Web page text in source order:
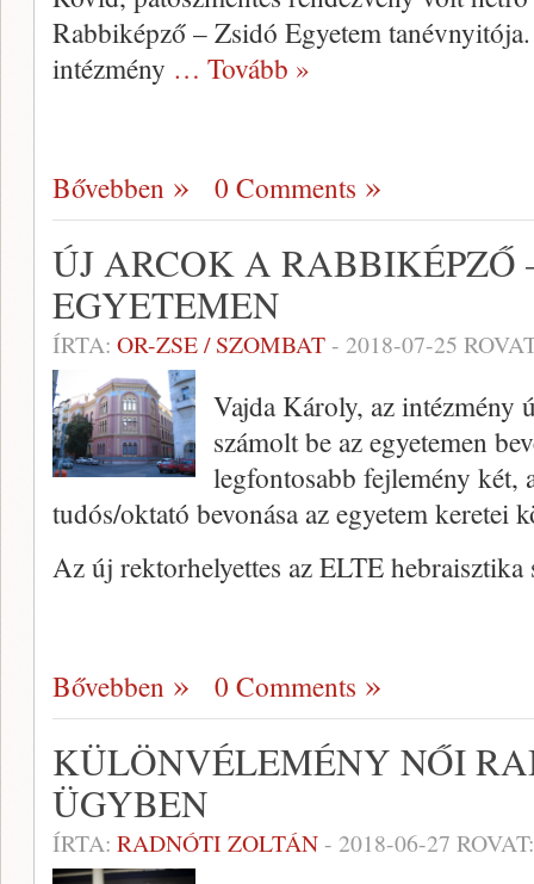
Rabbiképző – Zsidó Egyetem
intézmény … Tovább »
Bővebben 0 Comments
ÚJ ARCOK A RABBIKÉPZŐ
EGYETEMEN
ÍRTA: OR-ZSE / SZOMBAT- 2018-07-25
Vajda Károly, az intézmény
számolt be az egyetemen
legfontosabb fejlemény két,
tudós/oktató bevonása az egyetem keretei
Az új rektorhelyettes az ELTE
Bővebben 0 Comments
KÜLÖNVÉLEMÉNY NŐI
ÜGYBEN
ÍRTA: RADNÓTI ZOLTÁN- 2018-06-27